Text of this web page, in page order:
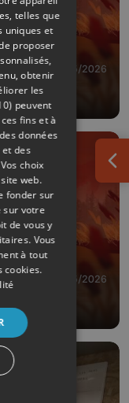
28/05/2026
14/05/2026
telles que
uniques et
proposer
obtenir
les
peuvent
fins et à
données
des
choix
web.
fonder sur
sur votre
de vous y
. Vous
à tout
cookies.